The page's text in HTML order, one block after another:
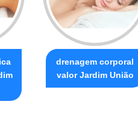
drenagem corporal
valor Jardim União